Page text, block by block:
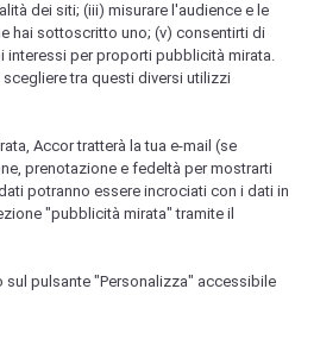
dei siti; (iii) misurare l'audience e le
hai sottoscritto uno; (v) consentirti di
interessi per proporti pubblicità mirata.
tra questi diversi utilizzi
Accor tratterà la tua e-mail (se
prenotazione e fedeltà per mostrarti
potranno essere incrociati con i dati in
"pubblicità mirata" tramite il
pulsante "Personalizza" accessibile